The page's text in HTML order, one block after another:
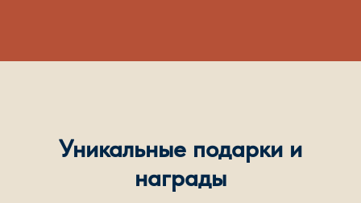
Уникальные подарки и
награды